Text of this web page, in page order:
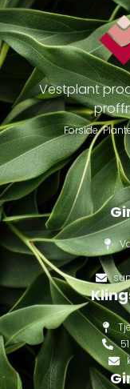
Vestplant
Forside